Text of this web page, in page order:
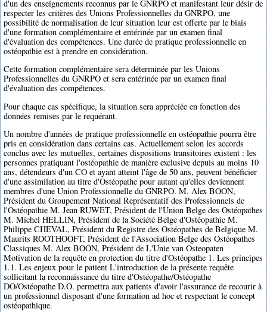
d'un des enseignements reconnus par le GNRPO et manifestant leur désir de
respecter les critères des Unions Professionnelles du GNRPO, une
possibilité de normalisation de leur situation leur est offerte par le biais
d'une formation complémentaire et entérinée par un examen final
d'évaluation des compétences. Une durée de pratique professionnelle en
ostéopathie est à prendre en considération.
Cette formation complémentaire sera déterminée par les Unions
Professionnelles du GNRPO et sera entérinée par un examen final
d'évaluation des compétences.
Pour chaque cas spécifique, la situation sera appréciée en fonction des
données remises par le requérant.
Un nombre d'années de pratique professionnelle en ostéopathie pourra être
pris en considération dans certains cas. Actuellement selon les accords
conclus avec les mutuelles, certaines dispositions transitoires existent : les
personnes pratiquant l'ostéopathie de manière exclusive depuis au moins 10
ans, détendeurs d'un CO et ayant atteint l'âge de 50 ans, peuvent bénéficier
d'une assimilation au titre d'Ostéopathe pour autant qu'elles deviennent
membres d'une Union Professionnelle du GNRPO. M. Alex BOON,
Président du Groupement National Représentatif des Professionnels de
l'Ostéopathie M. Jean RUWET, Président de l'Union Belge des Ostéopathes
M. Michel HELLIN, Président de la Société Belge d'Ostéopathie M.
Philippe CHEVAL, Président du Registre des Ostéopathes de Belgique M.
Maurits ROOTHOOFT, Président de l'Association Belge des Ostéopathes
Classiques M. Alex BOON, Président de L'Unie van Osteopaten
Motivation de la requête en protection du titre d'Ostéopathe 1. Les principes
1.1. Les enjeux pour le patient L'introduction de la présente requête
sollicitant la reconnaissance du titre d'Ostéopathe/Ostéopathe
DO/Ostéopathe D.O. permettra aux patients d'avoir l'assurance de recourir à
un professionnel disposant d'une formation ad hoc et respectant le concept
ostéopathique.